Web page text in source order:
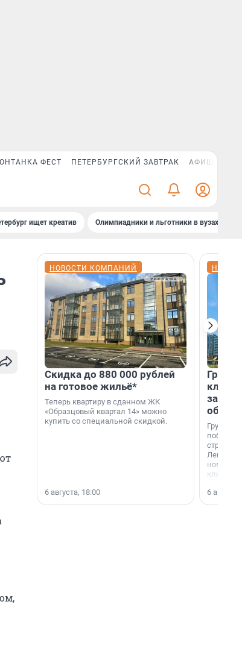
ФЕСТ ПЕТЕРБУРГСКИЙ ЗАВТРАК АФИША PLUS
ищет креатив Олимпиадники и льготники в вузах СПб
НОВОСТИ КОМПАНИЙ
Скидка до 880 000 рублей
на готовое жильё*
Теперь квартиру в сданном ЖК
«Образцовый квартал 14» можно
купить со специальной скидкой.
6 августа, 18:00
Группа
области».
6